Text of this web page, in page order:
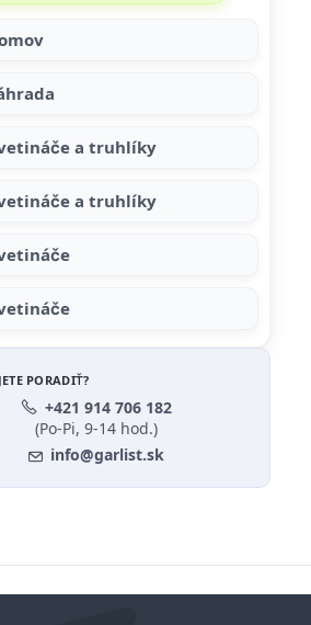
a truhlíky
a truhlíky
PORADIŤ?
+421 914 706 182
(Po-Pi, 9-14 hod.)
info@garlist.sk